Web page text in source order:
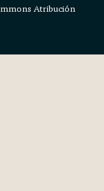
Atribución